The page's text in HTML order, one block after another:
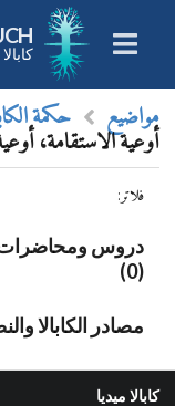
مواضيع حكمة
أوعية الاستقامة،
فلاتر :
دروس ومحاضرات,
(0)
مصادر الكابالا
كابالا ميديا